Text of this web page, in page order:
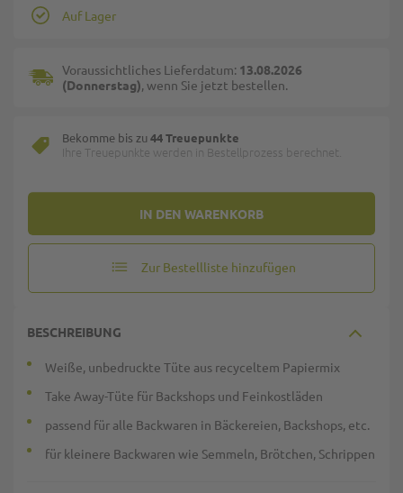
IN DEN WARENKORB
Auf Lager
Voraussichtliches Lieferdatum: 13.08.2026
(Donnerstag), wenn Sie jetzt bestellen.
Bekomme bis zu 44 Treuepunkte
Ihre Treuepunkte werden in Bestellprozess berechnet.
Zur Bestellliste hinzufügen
BESCHREIBUNG
Weiße, unbedruckte Tüte aus recyceltem Papiermix
Take Away-Tüte für Backshops und Feinkostläden
passend für alle Backwaren in Bäckereien, Backshops, etc.
für kleinere Backwaren wie Semmeln, Brötchen, Schrippen